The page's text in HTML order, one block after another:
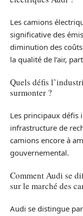
Les camions
significative des
diminution des
la qualité de l’air,
Quels défis
surmonter ?
Les principaux défis
infrastructure de
camions encore à
gouvernemental.
Comment Audi se
sur le marché des
Audi se distingue